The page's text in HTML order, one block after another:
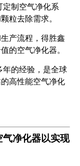
定制空气净化系
粒去除需求。
产流程，得胜鑫
的空气净化器。
年的经验，是全球
高性能空气净化
气净化器以实现